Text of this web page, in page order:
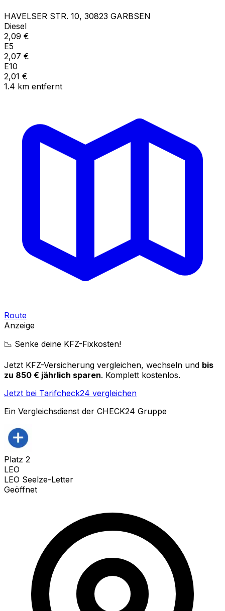
HAVELSER STR. 10, 30823 GARBSEN
Diesel
2,09 €
E5
2,07 €
E10
2,01 €
1.4 km entfernt
Route
Anzeige
📉 Senke deine KFZ-Fixkosten!
Jetzt KFZ-Versicherung vergleichen, wechseln und bis
zu 850 € jährlich sparen. Komplett kostenlos.
Jetzt bei Tarifcheck24 vergleichen
Ein Vergleichsdienst der CHECK24 Gruppe
Platz 2
LEO
LEO Seelze-Letter
Geöffnet